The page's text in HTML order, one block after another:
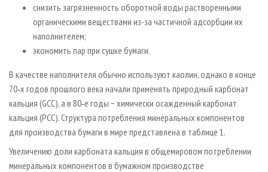
снизить загрязненность оборотной воды растворенными
органическими веществами из-за частичной адсорбции их
наполнителем;
экономить пар при сушке бумаги.
В качестве наполнителя обычно используют каолин, однако в конце
70‑х годов прошлого века начали применять природный карбонат
кальция (GСС), а в 80‑е годы − химически осажденный карбонат
кальция (РСС). Структура потребления минеральных компонентов
для производства бумаги в мире представлена в таблице 1.
Увеличению доли карбоната кальция в общемировом потреблении
минеральных компонентов в бумажном производстве